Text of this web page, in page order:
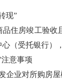
现”
品住房竣工验收
（受托银行）
注意事项
企业对所购房